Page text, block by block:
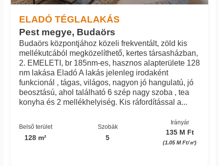
ELADÓ TÉGLALAKÁS
Pest megye, Budaörs
Budaörs központjához közeli frekventált, zöld kis
mellékutcából megközelíthető, kertes társasházban,
2. EMELETI, br 185nm-es, hasznos alapterülete 128
nm lakása Eladó A lakás jelenleg irodaként
funkcionál , tágas, világos, nagyon jó hangulatú, jó
beosztású, ahol található 6 szép nagy szoba , tea
konyha és 2 mellékhelyiség. Kis ráfordítással a...
Belső terület
128 m²
Szobák
5
Irányár
135 M Ft
(1.05 M Ft/㎡)